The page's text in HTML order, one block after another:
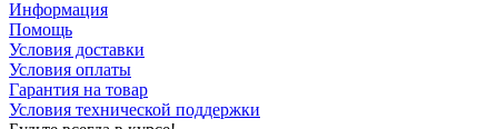
Информация
Помощь
Условия доставки
Условия оплаты
Гарантия на товар
Условия технической поддержки